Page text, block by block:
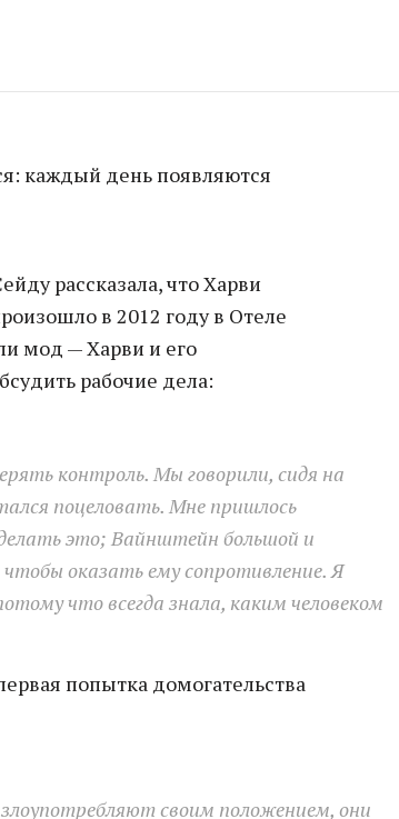
каждый день появляются
рассказала, что Харви
в 2012 году в Отеле
мод — Харви и его
рабочие дела:
контроль. Мы говорили, сидя на
поцеловать. Мне пришлось
это; Вайнштейн большой и
оказать ему сопротивление. Я
что всегда знала, каким человеком
попытка домогательства
своим положением, они